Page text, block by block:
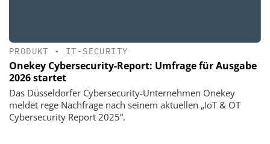
PRODUKT • IT-SECURITY
Onekey Cybersecurity-Report: Umfrage für Ausgabe
2026 startet
Das Düsseldorfer Cybersecurity-Unternehmen Onekey
meldet rege Nachfrage nach seinem aktuellen „IoT & OT
Cybersecurity Report 2025“.